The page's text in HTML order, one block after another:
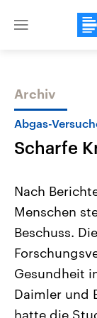
Close
Themen
Landtagswahl
2026
Alle
Sachsen-Anhalt
September
Bundesland von
Archiv
Abgas-
Scharfe
Nach
Menschen
Beschuss.
Gesundheit
Daimler und
hatte die